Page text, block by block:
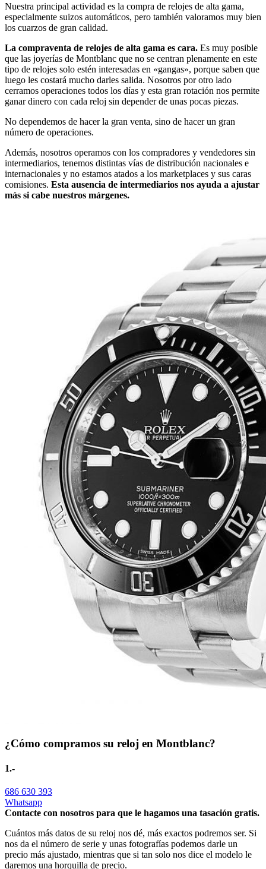
Nuestra principal actividad es la compra de relojes de alta gama,
especialmente suizos automáticos, pero también valoramos muy bien
los cuarzos de gran calidad.
La compraventa de relojes de alta gama es cara. Es muy posible
que las joyerías de Montblanc que no se centran plenamente en este
tipo de relojes solo estén interesadas en «gangas», porque saben que
luego les costará mucho darles salida. Nosotros por otro lado
cerramos operaciones todos los días y esta gran rotación nos permite
ganar dinero con cada reloj sin depender de unas pocas piezas.
No dependemos de hacer la gran venta, sino de hacer un gran
número de operaciones.
Además, nosotros operamos con los compradores y vendedores sin
intermediarios, tenemos distintas vías de distribución nacionales e
internacionales y no estamos atados a los marketplaces y sus caras
comisiones. Esta ausencia de intermediarios nos ayuda a ajustar
más si cabe nuestros márgenes.
¿Cómo compramos su reloj en Montblanc?
1.-
686 630 393
Whatsapp
Contacte con nosotros para que le hagamos una tasación gratis.
Cuántos más datos de su reloj nos dé, más exactos podremos ser. Si
nos da el número de serie y unas fotografías podemos darle un
precio más ajustado, mientras que si tan solo nos dice el modelo le
daremos una horquilla de precio.